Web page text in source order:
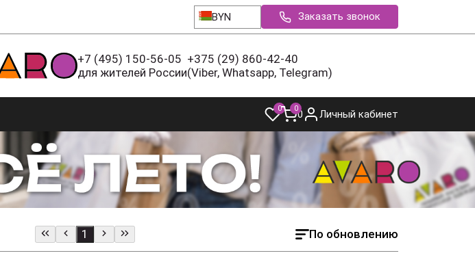
BYN Заказать звонок
+7 (495) 150-56-05
для жителей России
+375 (29) 860-42-40
(Viber, Whatsapp, Telegram)
0 00 Личный кабинет
По обновлению
1